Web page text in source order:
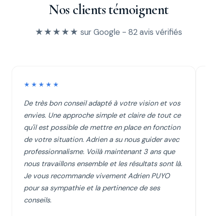
Nos clients témoignent
★★★★★ sur Google - 82 avis vérifiés
★★★★★
De très bon conseil adapté à votre vision et vos
envies. Une approche simple et claire de tout ce
qu'il est possible de mettre en place en fonction
de votre situation. Adrien a su nous guider avec
professionnalisme. Voilà maintenant 3 ans que
nous travaillons ensemble et les résultats sont là.
Je vous recommande vivement Adrien PUYO
pour sa sympathie et la pertinence de ses
conseils.